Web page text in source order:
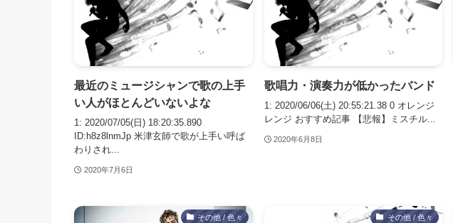
最近のミュージシャンで歌の上手
い人がほとんどいないよな
1: 2020/07/05(日) 18:20:35.890
ID:h8z8lnmJp 米津玄師で歌が上手い呼ば
わりされ...
2020年7月6日
歌唱力・演奏力が低かったバンド
1: 2020/06/06(土) 20:55:21.38 0 オレンジ
レンジ おすすめ記事 【悲報】ミスチル...
2020年6月8日
その他 / 色々 その他 / 色々